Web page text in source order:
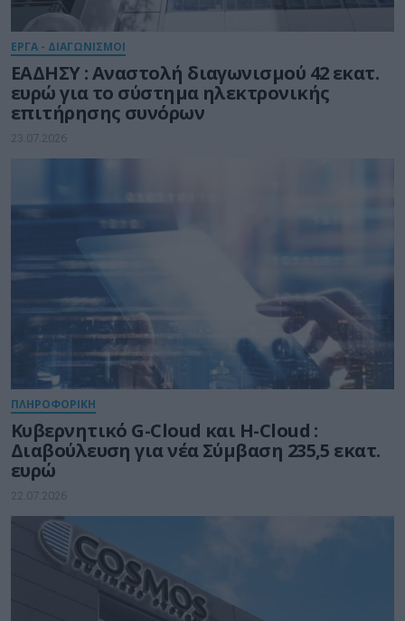
ΕΡΓΑ - ΔΙΑΓΩΝΙΣΜΟΙ
ΕΑΔΗΣΥ : Αναστολή διαγωνισμού 42 εκατ.
ευρώ για το σύστημα ηλεκτρονικής
επιτήρησης συνόρων
23.07.2026
ΠΛΗΡΟΦΟΡΙΚΗ
Kυβερνητικό G-Cloud και H-Cloud :
Διαβούλευση για νέα Σύμβαση 235,5 εκατ.
ευρώ
22.07.2026